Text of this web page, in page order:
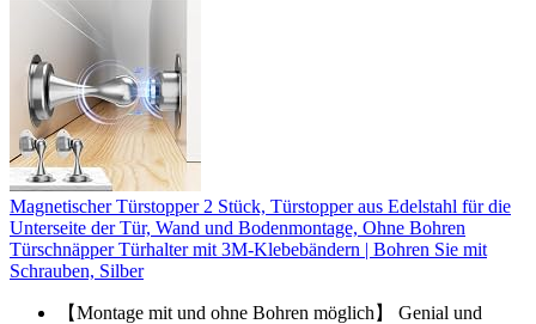
Magnetischer Türstopper 2 Stück, Türstopper aus Edelstahl für die
Unterseite der Tür, Wand und Bodenmontage, Ohne Bohren
Türschnäpper Türhalter mit 3M-Klebebändern | Bohren Sie mit
Schrauben, Silber
【Montage mit und ohne Bohren möglich】 Genial und